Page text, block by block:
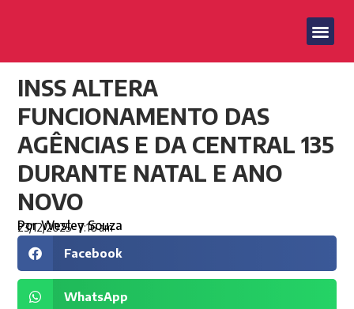
INSS ALTERA
FUNCIONAMENTO DAS
AGÊNCIAS E DA CENTRAL 135
DURANTE NATAL E ANO
NOVO
PorWesley Souza
23/12/2025 7:16 am
Facebook
WhatsApp